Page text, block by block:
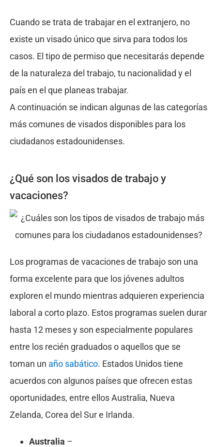
Cuando se trata de trabajar en el extranjero, no
existe un visado único que sirva para todos los
casos. El tipo de permiso que necesitarás depende
de la naturaleza del trabajo, tu nacionalidad y el
país en el que planeas trabajar.
A continuación se indican algunas de las categorías
más comunes de visados disponibles para los
ciudadanos estadounidenses.
¿Qué son los visados de trabajo y
vacaciones?
Los programas de vacaciones de trabajo son una
forma excelente para que los jóvenes adultos
exploren el mundo mientras adquieren experiencia
laboral a corto plazo. Estos programas suelen durar
hasta 12 meses y son especialmente populares
entre los recién graduados o aquellos que se
toman un año sabático. Estados Unidos tiene
acuerdos con algunos países que ofrecen estas
oportunidades, entre ellos Australia, Nueva
Zelanda, Corea del Sur e Irlanda.
Australia –